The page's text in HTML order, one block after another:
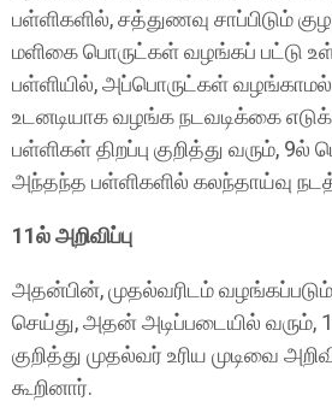
பள்ளிகளில், சத்துணவு சாப்பிடும்
மளிகை பொருட்கள் வழங்கப் பட்டு
பள்ளியில், அப்பொருட்கள் வழங்காமல்
உடனடியாக வழங்க நடவடிக்கை
பள்ளிகள் திறப்பு குறித்து வரும்,
அந்தந்த பள்ளிகளில் கலந்தாய்வு
11ல் அறிவிப்பு
அதன்பின், முதல்வரிடம்
செய்து, அதன் அடிப்படையில் வரும்,
குறித்து முதல்வர் உரிய முடிவை
கூறினார்.